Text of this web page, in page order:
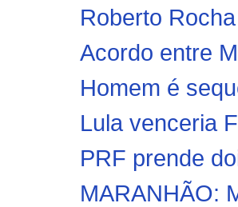
Roberto
Acordo entre
Homem é
Lula venceria
PRF prende
MARANHÃO: